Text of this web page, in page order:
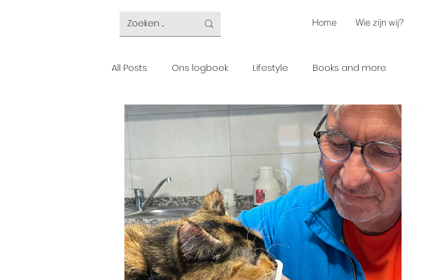
Home Wie zijn wij?
All Posts Ons logboek Lifestyle Books and more